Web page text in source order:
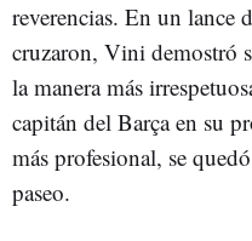
reverencias. En un lance
cruzaron, Vini demostró
la manera más
capitán del Barça en su
más profesional, se
paseo.